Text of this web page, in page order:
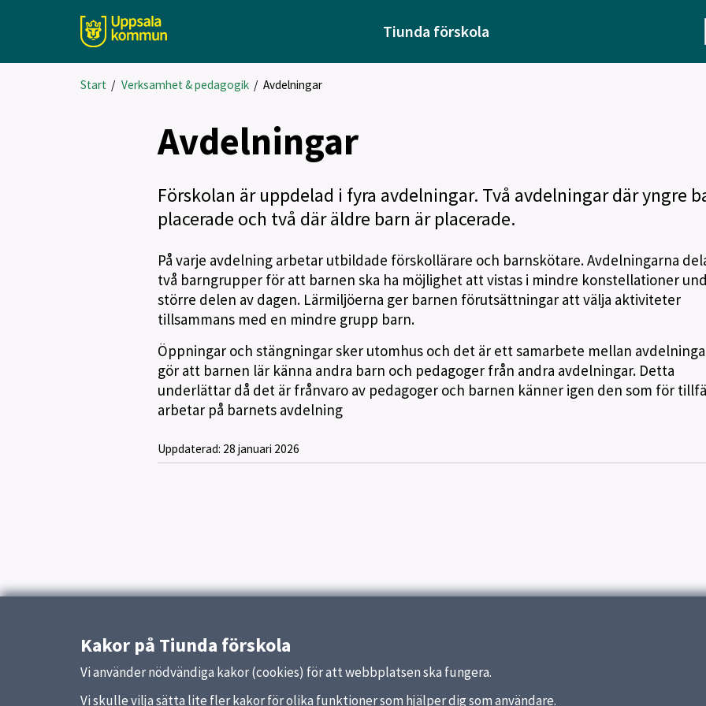
Tiunda förskola
Start / Verksamhet & pedagogik/ Avdelningar
Avdelningar
Förskolan är uppdelad i fyra avdelningar. Två avdelningar där yngre
placerade och två där äldre barn är placerade.
På varje avdelning arbetar utbildade förskollärare och barnskötare. Avdelningarna
två barngrupper för att barnen ska ha möjlighet att vistas i mindre konstellationer
större delen av dagen. Lärmiljöerna ger barnen förutsättningar att välja aktiviteter
tillsammans med en mindre grupp barn.
Öppningar och stängningar sker utomhus och det är ett samarbete mellan
gör att barnen lär känna andra barn och pedagoger från andra avdelningar. Detta
underlättar då det är frånvaro av pedagoger och barnen känner igen den som för
arbetar på barnets avdelning
Uppdaterad: 28 januari 2026
Kakor på Tiunda förskola
Vi använder nödvändiga kakor (cookies) för att webbplatsen ska fungera.
Vi skulle vilja sätta lite fler kakor för olika funktioner som hjälper dig som användare.